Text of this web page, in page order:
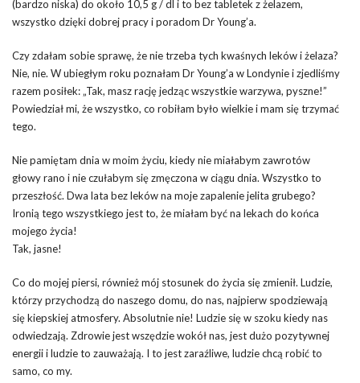
(bardzo niska) do około 10,5 g / dl i to bez tabletek z żelazem,
wszystko dzięki dobrej pracy i poradom Dr Young’a.
Czy zdałam sobie sprawę, że nie trzeba tych kwaśnych leków i żelaza?
Nie, nie. W ubiegłym roku poznałam Dr Young’a w Londynie i zjedliśmy
razem posiłek: „Tak, masz rację jedząc wszystkie warzywa, pyszne!”
Powiedział mi, że wszystko, co robiłam było wielkie i mam się trzymać
tego.
Nie pamiętam dnia w moim życiu, kiedy nie miałabym zawrotów
głowy rano i nie czułabym się zmęczona w ciągu dnia. Wszystko to
przeszłość. Dwa lata bez leków na moje zapalenie jelita grubego?
Ironią tego wszystkiego jest to, że miałam być na lekach do końca
mojego życia!
Tak, jasne!
Co do mojej piersi, również mój stosunek do życia się zmienił. Ludzie,
którzy przychodzą do naszego domu, do nas, najpierw spodziewają
się kiepskiej atmosfery. Absolutnie nie! Ludzie się w szoku kiedy nas
odwiedzają. Zdrowie jest wszędzie wokół nas, jest dużo pozytywnej
energii i ludzie to zauważają. I to jest zaraźliwe, ludzie chcą robić to
samo, co my.